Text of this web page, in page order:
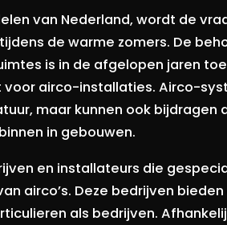
van Nederland, wordt de
de warme zomers. De
is in de afgelopen jaren
airco-installaties. Airco-
maar kunnen ook bijdragen
in gebouwen.
en installateurs die
airco’s. Deze bedrijven
als bedrijven.